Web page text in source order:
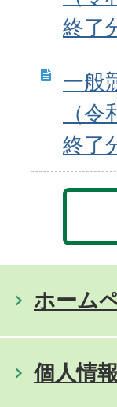
終了
一般
（
終了
ホーム
個人情